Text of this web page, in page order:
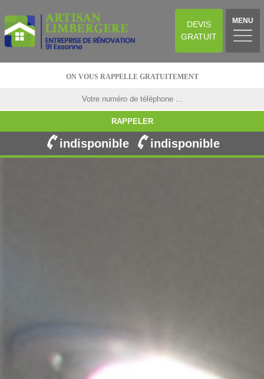
DEVIS
GRATUIT
MENU
ON VOUS RAPPELLE GRATUITEMENT
indisponible indisponible